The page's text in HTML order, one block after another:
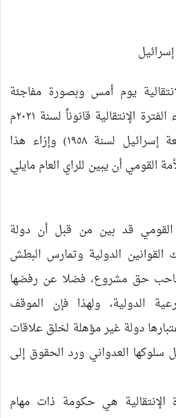
يوم أمس وبصورة مفاجئة
ودون مشورة شركاء الفترة الإنتقالية قانوناً لسنة ٢٠٢١م
يلغي (قانون مقاطعة إسرائيل لسنة ١٩٥٨) وإزاء هذا
القومي أن يبين للراي العام مايلي
قد بين من قبل أن دولة
القوانين الدولية وتمارس البطش
حق مشروع، فضلا عن رفضها
الدولية، ولهذا فإن الموقف
دولة غير مؤهلة لخلق علاقات
سلوكها العدواني ورد الحقوق إلى
الإنتقالية هي حكومة ذات مهام